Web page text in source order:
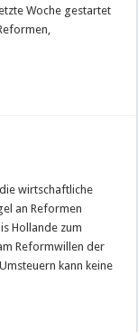
Woche gestartet
wirtschaftliche
an Reformen
Hollande zum
Reformwillen der
kann keine